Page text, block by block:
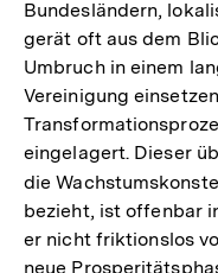
Bundesländern,
gerät oft aus dem
Umbruch in einem
Vereinigung
eingelagert. Dieser
die
bezieht, ist offenbar
er nicht friktionslos
neue